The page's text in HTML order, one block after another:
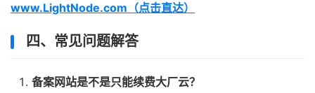
www.LightNode.com（点击直达）
四、常见问题解答
备案网站是不是只能续费大厂云？